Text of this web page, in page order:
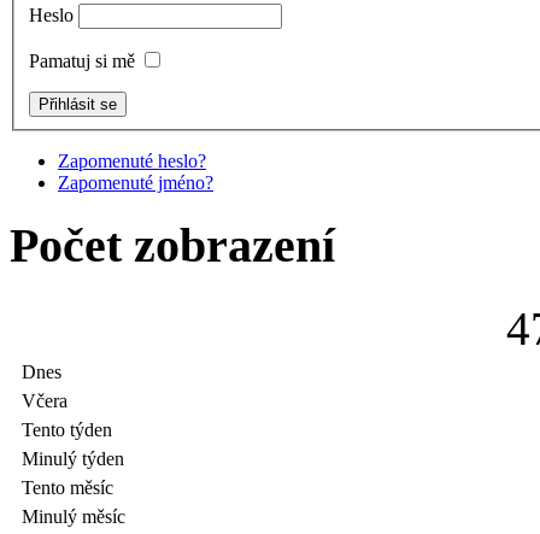
Heslo
Pamatuj si mě
Zapomenuté heslo?
Zapomenuté jméno?
Počet zobrazení
4
Dnes
Včera
Tento týden
Minulý týden
Tento měsíc
Minulý měsíc